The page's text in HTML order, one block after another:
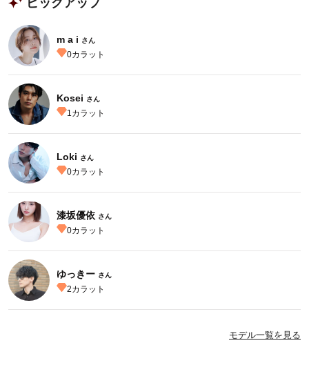
m a i さん
0カラット
Kosei さん
1カラット
Loki さん
0カラット
漆坂優依 さん
0カラット
ゆっきー さん
2カラット
モデル一覧を見る